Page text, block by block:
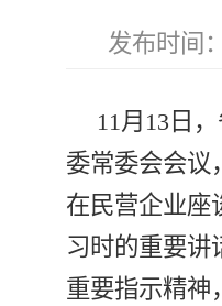
发布时间
11月13日
委常委会会议
在民营企业座
习时的重要讲
重要指示精神